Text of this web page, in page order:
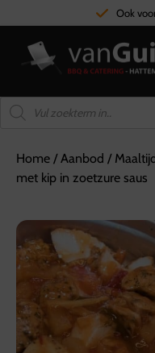
Ook
Home /Aanbod /
met kip in zoetzure saus